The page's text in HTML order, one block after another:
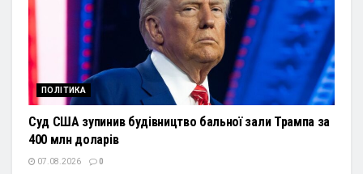
ПОЛІТИКА
Суд США зупинив будівництво бальної зали Трампа за
400 млн доларів
07.08.2026 0